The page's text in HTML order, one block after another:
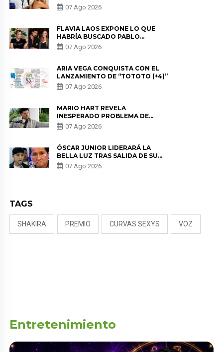
HERRERA Y ANUNCIA SU SALIDA
DE PÓDCAST
07 Ago 2026
FLAVIA LAOS EXPONE LO QUE
HABRÍA BUSCADO PABLO
HEREDIA CON ALE FULLER: “UNA
DE LAS PARTES QUERÍA EL
07 Ago 2026
ARIA VEGA CONQUISTA CON EL
LANZAMIENTO DE “TOTOTO (+4)”
07 Ago 2026
MARIO HART REVELA
INESPERADO PROBLEMA DE
SALUD ANTES DE SEPARARSE DE
KORINA: “ME ENCONTRARON UN
07 Ago 2026
ÓSCAR JUNIOR LIDERARÁ LA
BELLA LUZ TRAS SALIDA DE SU
PADRE POR POLÉMICA CON
NALDY SALDAÑA
07 Ago 2026
TAGS
SHAKIRA PREMIO CURVAS SEXYS VOZ
Entretenimiento